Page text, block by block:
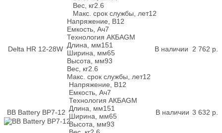
Вес, кг2.6
Макс. срок службы, лет12
Delta HR 12-28W
Напряжение, В12
Емкость, Ач7
Технология АКБAGM
Длина, мм151
Ширина, мм65
Высота, мм93
Вес, кг2.6
Макс. срок службы, лет12
В наличии 2 762 р.
BB Battery BP7-12
Напряжение, В12
Емкость, Ач7
Технология АКБAGM
Длина, мм151
Ширина, мм65
Высота, мм93
В наличии 3 632 р.